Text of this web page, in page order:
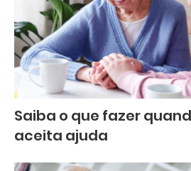
Saiba o que fazer
aceita ajuda